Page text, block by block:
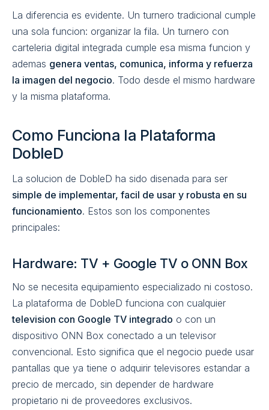
La diferencia es evidente. Un turnero tradicional cumple
una sola funcion: organizar la fila. Un turnero con
carteleria digital integrada cumple esa misma funcion y
ademas genera ventas, comunica, informa y refuerza
la imagen del negocio. Todo desde el mismo hardware
y la misma plataforma.
Como Funciona la Plataforma
DobleD
La solucion de DobleD ha sido disenada para ser
simple de implementar, facil de usar y robusta en su
funcionamiento. Estos son los componentes
principales:
Hardware: TV + Google TV o ONN Box
No se necesita equipamiento especializado ni costoso.
La plataforma de DobleD funciona con cualquier
television con Google TV integrado o con un
dispositivo ONN Box conectado a un televisor
convencional. Esto significa que el negocio puede usar
pantallas que ya tiene o adquirir televisores estandar a
precio de mercado, sin depender de hardware
propietario ni de proveedores exclusivos.